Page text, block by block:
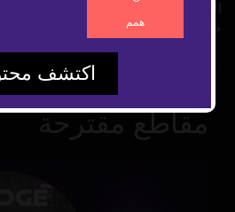
الأبعاد لمعالجة الحروق وكسور
خلال هذا الفيديو.
مقاطع مقترحة
همم
اكتشف